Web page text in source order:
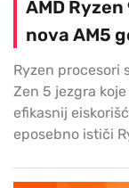
AMD
nova AM5
Ryzen procesori
Zen 5 jezgra
efikasnij
eposebno ističi